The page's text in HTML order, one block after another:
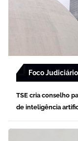
Foco Judiciário
TSE cria conselho
de inteligência